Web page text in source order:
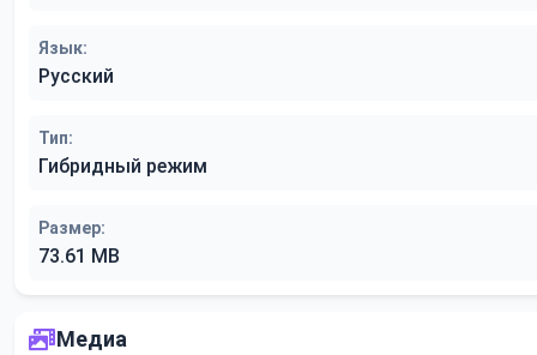
Язык:
Русский
Тип:
Гибридный режим
Размер:
73.61 MB
Медиа